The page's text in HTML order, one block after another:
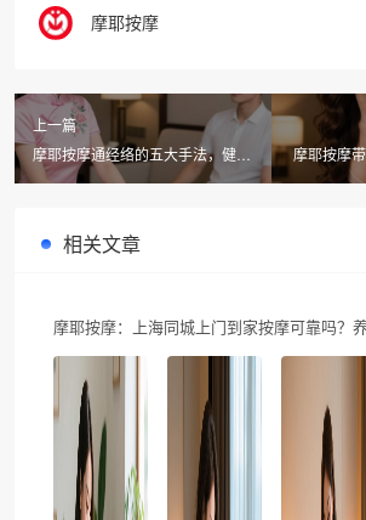
摩耶按摩
上一篇
摩耶按摩通经络的五大手法，健康
养生从这里开始
摩耶按摩
相关文章
摩耶按摩：上海同城上门到家按摩可靠吗？